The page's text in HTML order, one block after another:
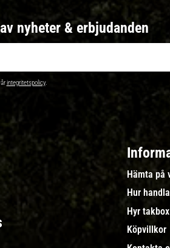
nyheter & erbjudanden
integritetspolicy.
Hämta på
Hur
Hyr takbox
Köpvillkor